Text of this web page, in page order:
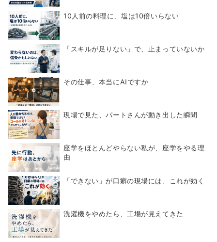
10人前の料理に、塩は10倍いらない
「スキルが足りない」で、止まっていないか
その仕事、本当にAIですか
現場で見た、パートさんが動き出した瞬間
座学をほとんどやらない私が、座学をやる理
由
「できない」が口癖の現場には、これが効く
洗濯機をやめたら、工場が見えてきた